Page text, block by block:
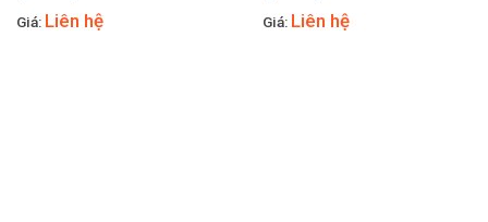
Giá: Liên hệ
Giá: Liên hệ